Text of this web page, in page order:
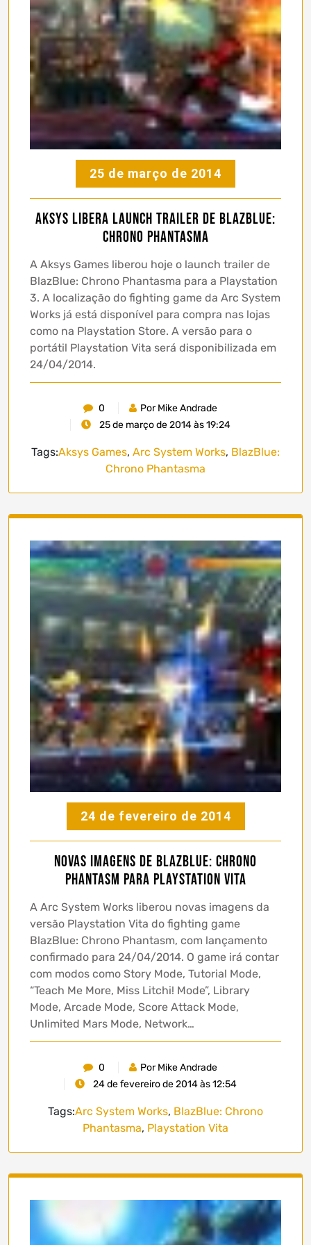
25 de março de 2014
Aksys libera launch trailer de BlazBlue:
Chrono Phantasma
A Aksys Games liberou hoje o launch trailer de
BlazBlue: Chrono Phantasma para a Playstation
3. A localização do fighting game da Arc System
Works já está disponível para compra nas lojas
como na Playstation Store. A versão para o
portátil Playstation Vita será disponibilizada em
24/04/2014.
0
Por Mike Andrade
25 de março de 2014 às 19:24
Tags:Aksys Games, Arc System Works, BlazBlue:
Chrono Phantasma
24 de fevereiro de 2014
Novas imagens de BlazBlue: Chrono
Phantasm para Playstation Vita
A Arc System Works liberou novas imagens da
versão Playstation Vita do fighting game
BlazBlue: Chrono Phantasm, com lançamento
confirmado para 24/04/2014. O game irá contar
com modos como Story Mode, Tutorial Mode,
“Teach Me More, Miss Litchi! Mode”, Library
Mode, Arcade Mode, Score Attack Mode,
Unlimited Mars Mode, Network…
0
Por Mike Andrade
24 de fevereiro de 2014 às 12:54
Tags:Arc System Works, BlazBlue: Chrono
Phantasma, Playstation Vita